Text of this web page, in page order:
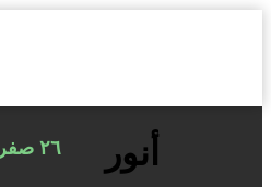
٢٦ صفر ١٤٤٨ أنور